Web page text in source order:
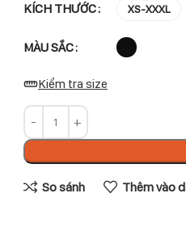
KÍCH THƯỚC XS-XXXL
MÀU SẮC
Kiểm tra size
So sánh Thêm vào